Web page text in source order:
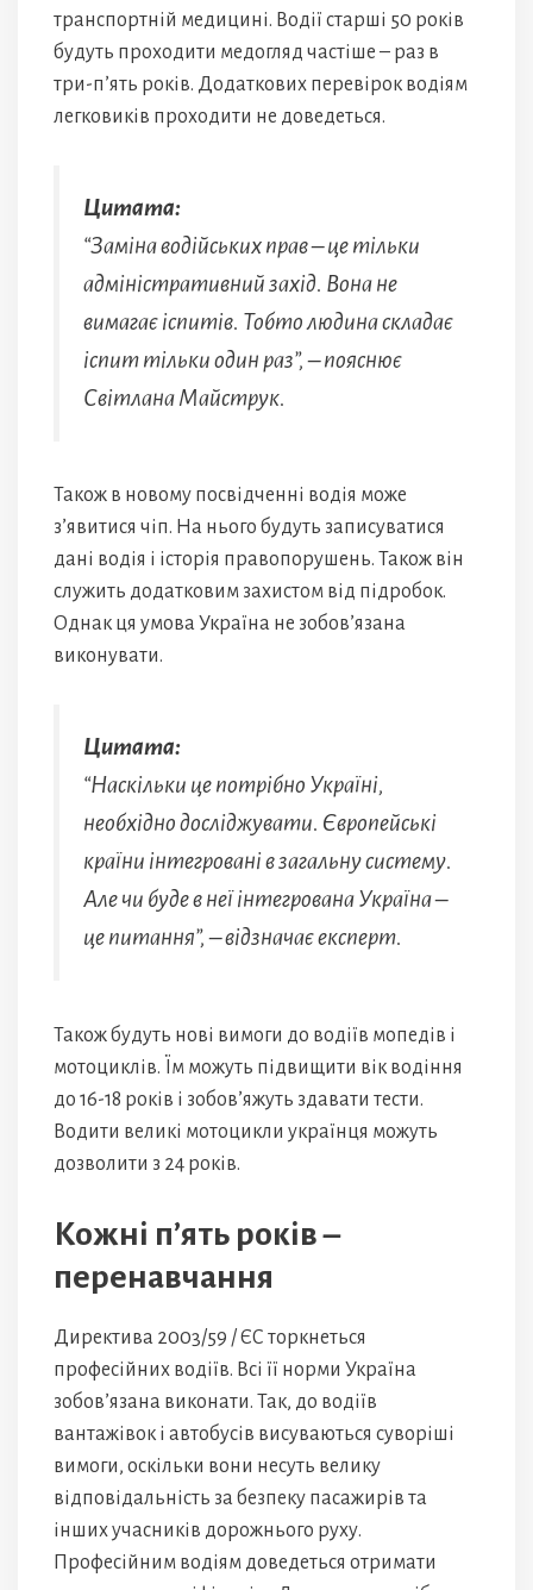
транспортній медицині. Водії старші 50 років
будуть проходити медогляд частіше – раз в
три-п’ять років. Додаткових перевірок водіям
легковиків проходити не доведеться.
Цитата:
“Заміна водійських прав – це тільки
адміністративний захід. Вона не
вимагає іспитів. Тобто людина складає
іспит тільки один раз”, – пояснює
Світлана Майструк.
Також в новому посвідченні водія може
з’явитися чіп. На нього будуть записуватися
дані водія і історія правопорушень. Також він
служить додатковим захистом від підробок.
Однак ця умова Україна не зобов’язана
виконувати.
Цитата:
“Наскільки це потрібно Україні,
необхідно досліджувати. Європейські
країни інтегровані в загальну систему.
Але чи буде в неї інтегрована Україна –
це питання”, – відзначає експерт.
Також будуть нові вимоги до водіїв мопедів і
мотоциклів. Їм можуть підвищити вік водіння
до 16-18 років і зобов’яжуть здавати тести.
Водити великі мотоцикли українця можуть
дозволити з 24 років.
Кожні п’ять років –
перенавчання
Директива 2003/59 / ЄС торкнеться
професійних водіїв. Всі її норми Україна
зобов’язана виконати. Так, до водіїв
вантажівок і автобусів висуваються суворіші
вимоги, оскільки вони несуть велику
відповідальність за безпеку пасажирів та
інших учасників дорожнього руху.
Професійним водіям доведеться отримати